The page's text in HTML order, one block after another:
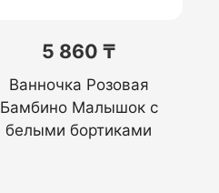
5 860 ₸
Ванночка Розовая
Бамбино Малышок с
белыми бортиками